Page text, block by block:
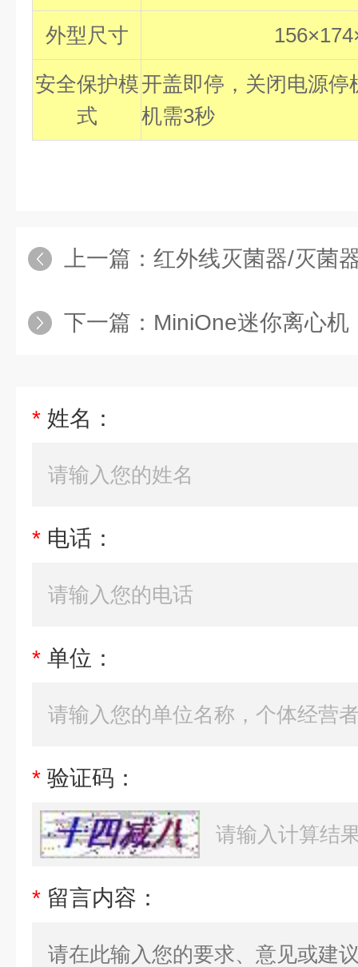
外型尺寸 156
安全保护模
式
开盖即停，关闭电源
机需3秒
上一篇： 红外线灭菌器/灭菌
下一篇： MiniOne迷你离心机
* 姓名：
* 电话：
* 单位：
* 验证码：
* 留言内容：